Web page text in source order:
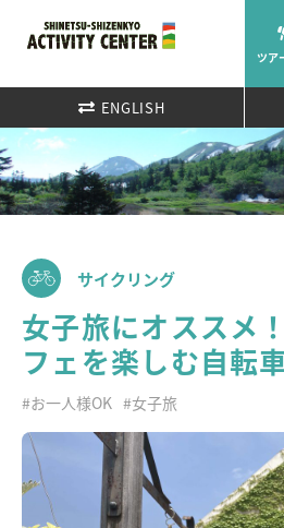
ツア
ENGLISH
女子旅にオススメ
フェを楽しむ自転車
サイクリング
#お一人様OK #女子旅